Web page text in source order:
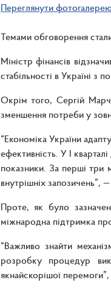
Переглянути
Темами обговорення
Міністр фінансів
стабільності в Україні з
Окрім того, Сергій
зменшення потреби у
“Економіка України
ефективність. У І
показники. За перші три
внутрішніх запозичень”,
Проте, як було
міжнародна підтримка
“Важливо знайти
розробку процедур
якнайскорішої